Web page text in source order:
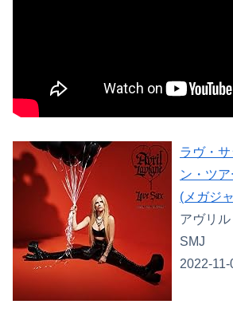
ラヴ・
ン・ツ
(メガジ
アヴリ
SMJ
2022-11-